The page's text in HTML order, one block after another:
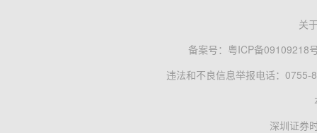
关
备案号： 粤ICP备09109218
违法和不良信息举报电话：0755-
深圳证券